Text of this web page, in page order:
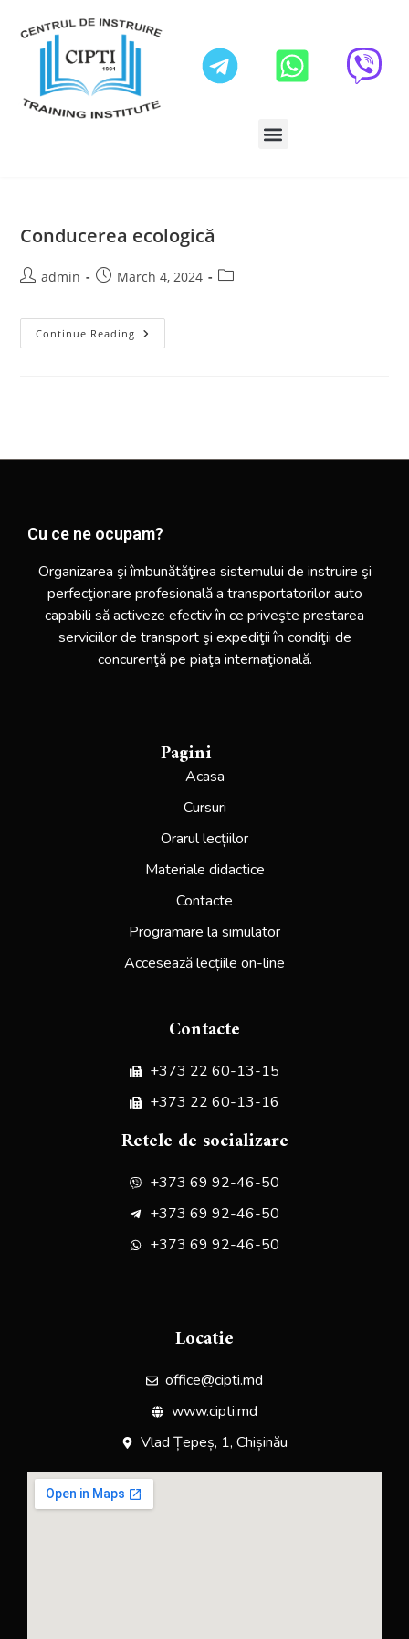
Conducerea ecologică
admin March 4, 2024
Continue Reading
Cu ce ne ocupam?
Organizarea şi îmbunătăţirea sistemului de instruire şi
perfecţionare profesională a transportatorilor auto
capabili să activeze efectiv în ce priveşte prestarea
serviciilor de transport şi expediţii în condiţii de
concurenţă pe piaţa internaţională.
Pagini
Acasa
Cursuri
Orarul lecțiilor
Materiale didactice
Contacte
Programare la simulator
Accesează lecțiile on-line
Contacte
+373 22 60-13-15
+373 22 60-13-16
‎Retele de socializare
+373 69 92-46-50
+373 69 92-46-50
+373 69 92-46-50
Locatie
office@cipti.md
www.cipti.md
Vlad Țepeș, 1, Chișinău